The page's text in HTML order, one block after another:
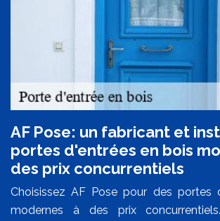
AF Pose: un fabricant et
portes d'entrées en bois
des prix concurrentiels
Choisissez AF Pose pour des portes
modernes à des prix